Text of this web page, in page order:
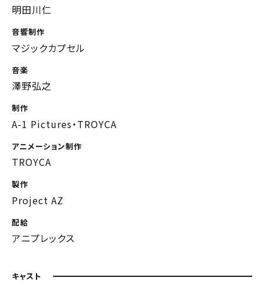
明田川仁
音響制作
マジックカプセル
音楽
澤野弘之
制作
A-1 Pictures・TROYCA
アニメーション制作
TROYCA
製作
Project AZ
配給
アニプレックス
キャスト